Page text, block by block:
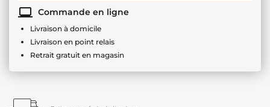
Commande en ligne
Livraison à domicile
Livraison en point relais
Retrait gratuit en magasin